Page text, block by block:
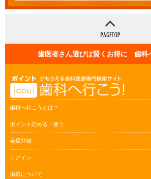
歯医者さん選びは賢くお得に 歯科
歯科へ行こうとは？
ポイント貯める・使う
会員登録
ログイン
掲載について